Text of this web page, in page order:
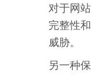
对于网
完整性
威胁。
另一种